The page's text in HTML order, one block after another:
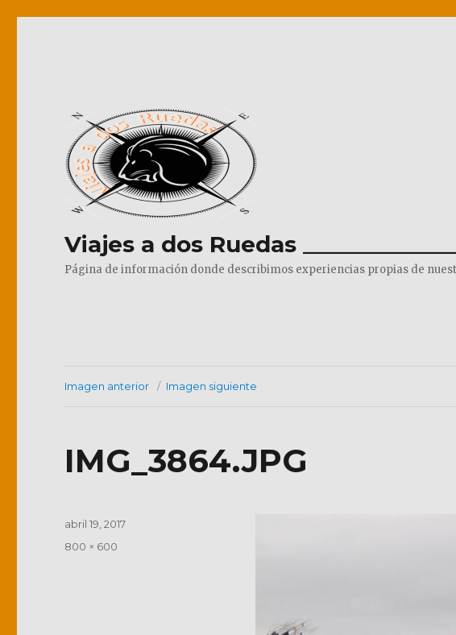
Viajes a dos Ruedas
Página de información donde describimos experiencias propias de
Imagen anterior Imagen siguiente
IMG_3864.JPG
Publicado
abril 19, 2017
Tamaño
800 × 600